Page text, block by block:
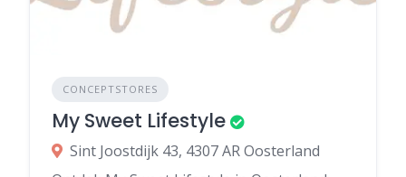
CONCEPTSTORES
My Sweet Lifestyle
Sint Joostdijk 43, 4307 AR Oosterland